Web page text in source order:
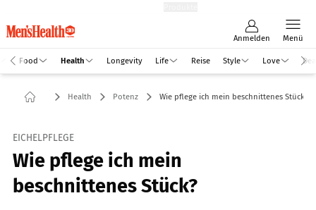
Anmelden Menü
Food Health Longevity Life Reise Style Love
Health Potenz Wie pflege ich mein beschnittenes Stück?
EICHELPFLEGE
Wie pflege ich mein
beschnittenes Stück?